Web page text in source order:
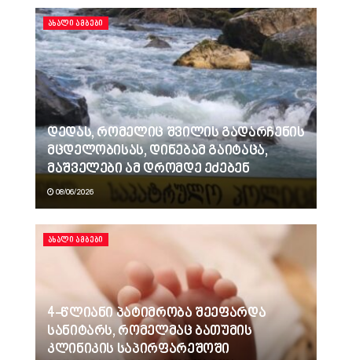
ᲐᲮᲐᲚᲘ ᲐᲛᲑᲔᲑᲘ
დედას, რომელიც შვილის გადარჩენის
მცდელობისას, დინებამ გაიტაცა,
მაშველები ამ დრომდე ეძებენ
08/06/2026
ᲐᲮᲐᲚᲘ ᲐᲛᲑᲔᲑᲘ
4-წლიანი პატიმრობა შეეფარდა
სანიტარს, რომელმაც ბათუმის
კლინიკის საპირფარეშოში